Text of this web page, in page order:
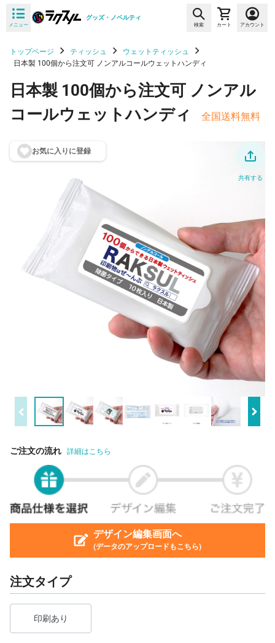
メニュー
グッズ・ノベルティ
検索 カート アカウント
トップページ ティッシュ
ウェットティッシュ
日本製 100個から注文可 ノンアルコールウェットハンディ
日本製 100個から注文可 ノンアル
コールウェットハンディ
全国送料無料
お気に入りに登録
共有する
ご注文の流れ 詳細はこちら
デザイン編集画面へ
(データのアップロードもこちら)
注文タイプ
印刷あり